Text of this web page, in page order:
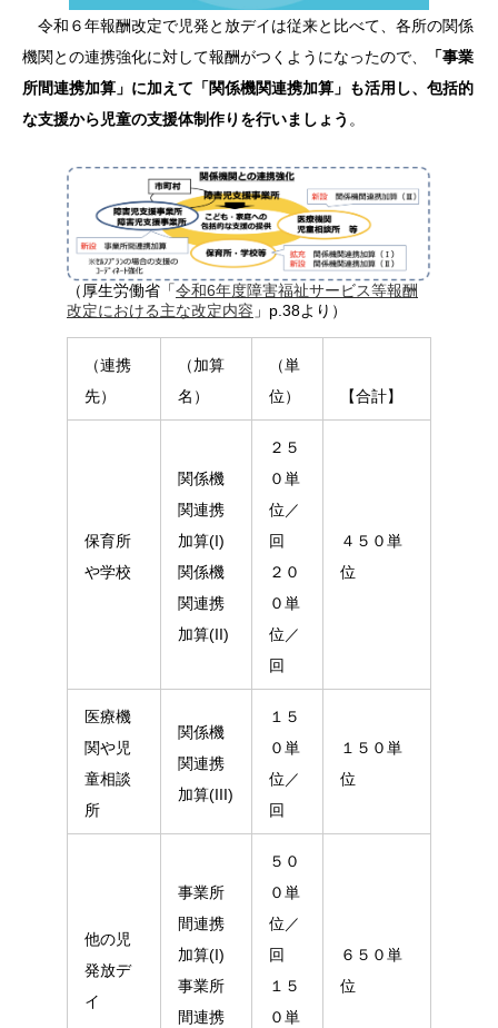
令和６年報酬改定で児発と放デイは従来と比べて、各所の関係
機関との連携強化に対して報酬がつくようになったので、
「事業
所間連携加算」に加えて「関係機関連携加算」も活用し、包括的
な支援から児童の支援体制作りを行いましょう 。
（厚生労働省「令和6年度障害福祉サービス等報酬
改定における主な改定内容 」p.38より）
（連携
先）
（加算
名）
（単
位）
【合計】
保育所
や学校
関係機
関連携
加算(I)
関係機
関連携
加算(II)
２５
０単
位／
回
２０
０単
位／
回
４５０単
位
医療機
関や児
童相談
所
関係機
関連携
加算(III)
１５
０単
位／
回
１５０単
位
他の児
発放デ
イ
事業所
間連携
加算(I)
事業所
間連携
５０
０単
位／
回
１５
０単
６５０単
位